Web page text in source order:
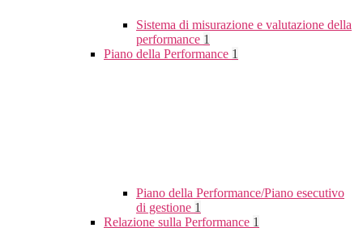
Sistema di misurazione e valutazione della
performance 1
Piano della Performance 1
Piano della Performance/Piano esecutivo
di gestione 1
Relazione sulla Performance 1